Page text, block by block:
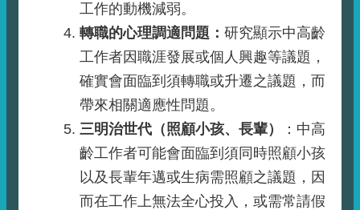
工作的動機減弱。
轉職的心理調適問題： 研究顯示中高齡
工作者因職涯發展或個人興趣等議題，
確實會面臨到須轉職或升遷之議題，而
帶來相關適應性問題。
三明治世代（照顧小孩、長輩）
：中高
齡工作者可能會面臨到須同時照顧小孩
以及長輩年邁或生病需照顧之議題，因
而在工作上無法全心投入，或需常請假